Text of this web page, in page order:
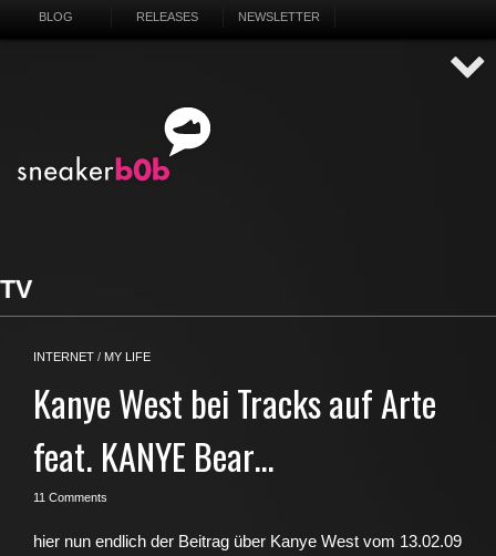
BLOG RELEASES NEWSLETTER
TV
INTERNET / MY LIFE
Kanye West bei Tracks auf Arte
feat. KANYE Bear…
11 Comments
hier nun endlich der Beitrag über Kanye West vom 13.02.09